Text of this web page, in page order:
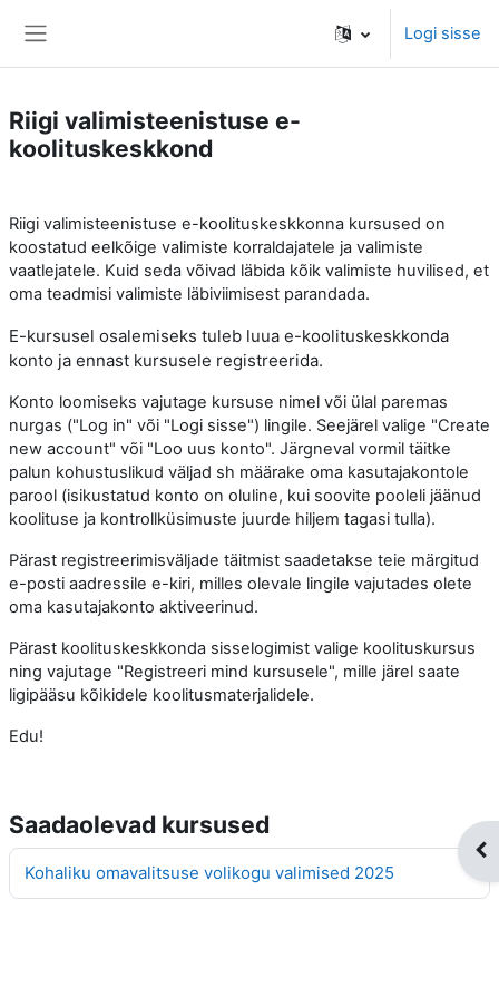
Logi sisse
Riigi valimisteenistuse e-
koolituskeskkond
Riigi valimisteenistuse e-koolituskeskkonna kursused on
koostatud eelkõige valimiste korraldajatele ja valimiste
vaatlejatele. Kuid seda võivad läbida kõik valimiste huvilised, et
oma teadmisi valimiste läbiviimisest parandada.
E-kursusel osalemiseks tuleb luua e-koolituskeskkonda
konto ja ennast kursusele registreerida.
Konto loomiseks vajutage kursuse nimel või ülal paremas
nurgas ("Log in" või "Logi sisse") lingile. Seejärel valige "Create
new account" või "Loo uus konto". Järgneval vormil täitke
palun kohustuslikud väljad sh määrake oma kasutajakontole
parool (isikustatud konto on oluline, kui soovite pooleli jäänud
koolituse ja kontrollküsimuste juurde hiljem tagasi tulla).
Pärast registreerimisväljade täitmist saadetakse teie märgitud
e-posti aadressile e-kiri, milles olevale lingile vajutades olete
oma kasutajakonto aktiveerinud.
Pärast koolituskeskkonda sisselogimist valige koolituskursus
ning vajutage "Registreeri mind kursusele", mille järel saate
ligipääsu kõikidele koolitusmaterjalidele.
Edu!
Saadaolevad kursused
Kohaliku omavalitsuse volikogu valimised 2025